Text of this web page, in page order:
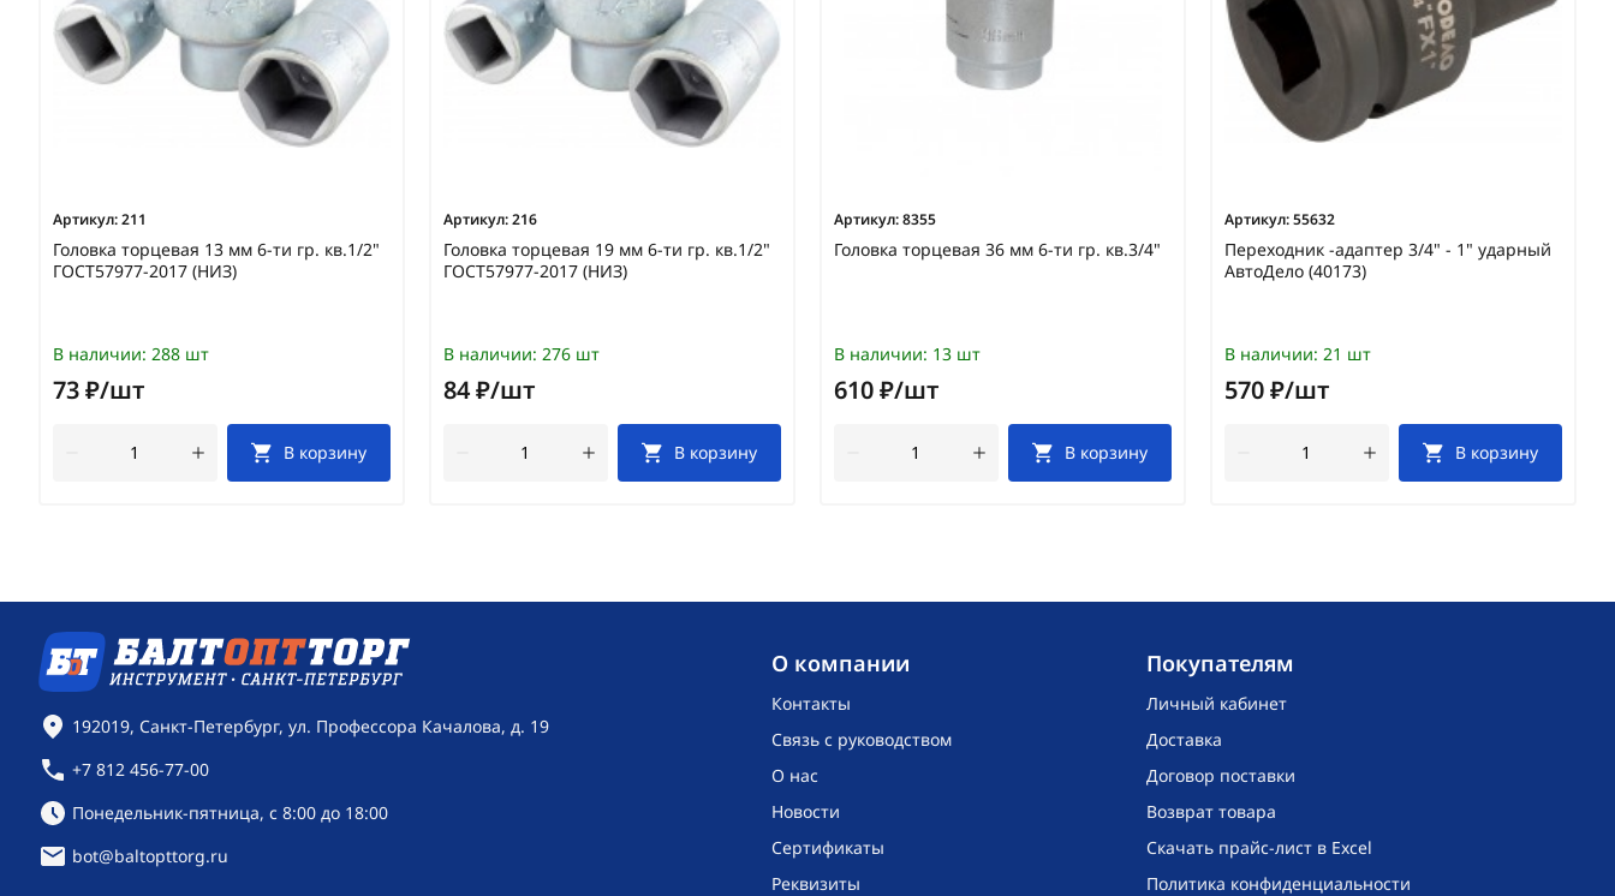
Артикул:211
Головка торцевая 13 мм 6-ти гр. кв.1/2"
ГОСТ57977-2017 (НИЗ)
В наличии: 288 шт
73 ₽/шт
В корзину
Артикул:216
Головка торцевая 19 мм 6-ти гр. кв.1/2"
ГОСТ57977-2017 (НИЗ)
В наличии: 276 шт
84 ₽/шт
В корзину
Артикул:8355
Головка торцевая 36 мм 6-ти гр. кв.3/4"
В наличии: 13 шт
610 ₽/шт
В корзину
Артикул:55632
Переходник -адаптер 3/4" - 1" ударный
АвтоДело (40173)
В наличии: 21 шт
570 ₽/шт
В корзину
O компании
Контакты
Связь с руководством
О нас
Новости
Сертификаты
Реквизиты
Покупателям
Личный кабинет
Доставка
Договор поставки
Возврат товара
Скачать прайс-лист в Excel
Политика конфиденциальности
Контактная информация
192019, Санкт-Петербург, ул. Профессора Качалова, д. 19
+7 812 456-77-00
Режим работы:
Понедельник-пятница, с 8:00 до 18:00
bot@baltopttorg.ru